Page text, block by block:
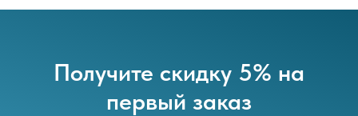
Получите скидку 5% на
первый заказ